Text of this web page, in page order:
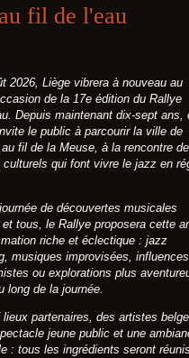
fil de l'eau
2026, Liège vibrera à nouveau au
de la 17e édition du Rallye
Depuis maintenant dix-sept ans,
le public à parcourir la ville de
fil de la Meuse, à la rencontre
qui font vivre le jazz en
de découvertes musicales
tous, le Rallye proposera cette
riche et éclectique : jazz
musiques improvisées,
ou explorations plus
long de la journée.
partenaires, des artistes
jeune public et une
: tous les ingrédients seront